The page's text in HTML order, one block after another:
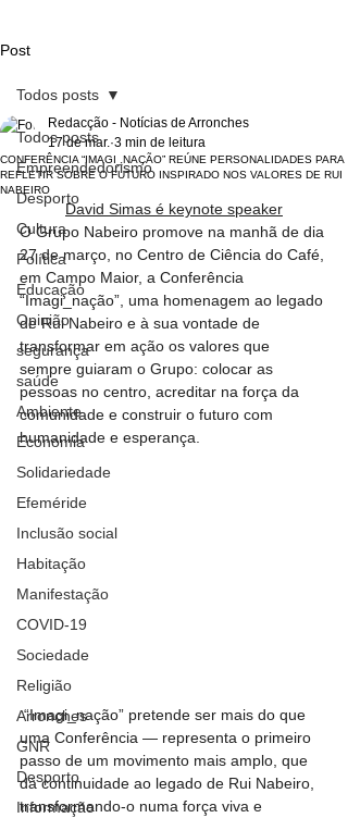
Post
Todos posts
Empreendedorismo
Desporto
Cultura
Política
Educação
Opinião
segurança
saúde
Ambiente
Economia
Solidariedade
Efeméride
Inclusão social
Habitação
Manifestação
COVID-19
Sociedade
Religião
Arronches
GNR
Desporto
Informação
Todos posts
CONFERÊNCIA “IMAGI_NAÇÃO” REÚNE PERSONALIDADES PARA
REFLETIR SOBRE O FUTURO INSPIRADO NOS VALORES DE RUI
NABEIRO
Redacção - Notícias de Arronches
17 de mar. 3 min de leitura
David Simas é keynote speaker
O Grupo Nabeiro promove na manhã de dia
27 de março, no Centro de Ciência do Café,
em Campo Maior, a Conferência
“Imagi_nação”, uma homenagem ao legado
de Rui Nabeiro e à sua vontade de
transformar em ação os valores que
sempre guiaram o Grupo: colocar as
pessoas no centro, acreditar na força da
comunidade e construir o futuro com
humanidade e esperança.
“Imagi_nação” pretende ser mais do que
uma Conferência — representa o primeiro
passo de um movimento mais amplo, que
dá continuidade ao legado de Rui Nabeiro,
transformando-o numa força viva e